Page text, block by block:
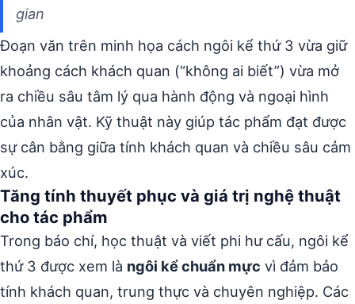
gian
Đoạn văn trên minh họa cách ngôi kể thứ 3 vừa giữ
khoảng cách khách quan (“không ai biết”) vừa mở
ra chiều sâu tâm lý qua hành động và ngoại hình
của nhân vật. Kỹ thuật này giúp tác phẩm đạt được
sự cân bằng giữa tính khách quan và chiều sâu cảm
xúc.
Tăng tính thuyết phục và giá trị nghệ thuật
cho tác phẩm
Trong báo chí, học thuật và viết phi hư cấu, ngôi kể
thứ 3 được xem là ngôi kể chuẩn mực vì đảm bảo
tính khách quan, trung thực và chuyên nghiệp. Các